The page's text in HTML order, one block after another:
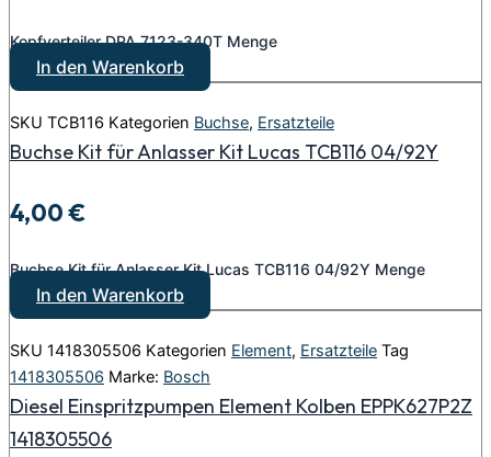
Kopfverteiler DPA 7123-340T Menge
In den Warenkorb
SKU TCB116 Kategorien Buchse, Ersatzteile
Buchse Kit für Anlasser Kit Lucas TCB116 04/92Y
4,00€
Buchse Kit für Anlasser Kit Lucas TCB116 04/92Y Menge
In den Warenkorb
SKU 1418305506 Kategorien Element, Ersatzteile Tag
1418305506 Marke: Bosch
Diesel Einspritzpumpen Element Kolben EPPK627P2Z
1418305506